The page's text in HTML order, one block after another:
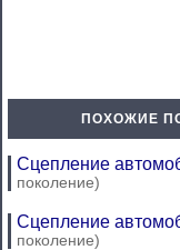
ПОХОЖИЕ
Сцепление
поколение)
Сцепление
поколение)